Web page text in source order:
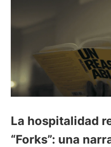
La hospitalidad
“Forks”: una